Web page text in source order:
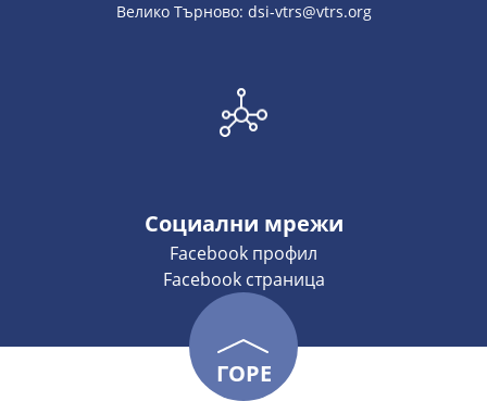
Велико Търново: dsi-vtrs@vtrs.org
Социални мрежи
Facebook профил
Facebook страница
ГОРЕ